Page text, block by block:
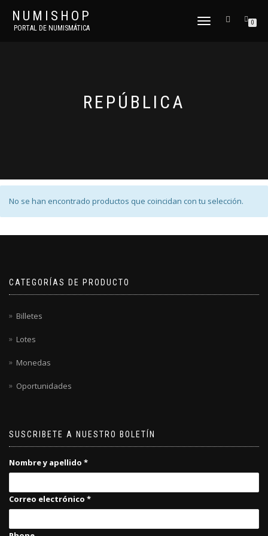
NUMISHOP
PORTAL DE NUMISMÁTICA
CAMBIAR
0
REPÚBLICA
No se han encontrado productos que coincidan con tu selección.
CATEGORÍAS DE PRODUCTO
Billetes
Lotes
Monedas
Oportunidades
SUSCRIBETE A NUESTRO BOLETÍN
Nombre y apellido *
Correo electrónico *